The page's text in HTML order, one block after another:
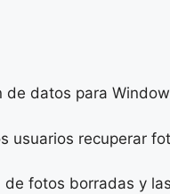
datos para
usuarios recuperar
fotos borradas y